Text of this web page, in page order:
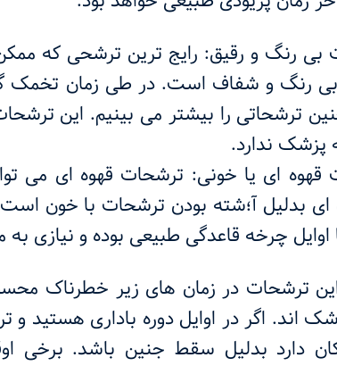
بی رنگ و رقیق: رایج ترین ترشحی که
رنگ و شفاف است. در طی زمان تخمک
ترشحاتی را بیشتر می بینیم. این
پزشک ندارد.
قهوه ای یا خونی: ترشحات قهوه ای می
ای بدلیل آ؛شته بودن ترشحات با خون
اوایل چرخه قاعدگی طبیعی بوده و نیازی
ترشحات در زمان های زیر خطرناک
اند. اگر در اوایل دوره باداری هستید
دارد بدلیل سقط جنین باشد. برخی